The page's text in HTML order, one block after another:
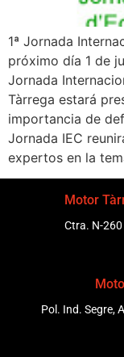
1ª Jornada
próximo día 1 de
Jornada
Tàrrega estará
importancia de
Jornada IEC
expertos en la
Motor
Ctra. N-260
Pol. Ind. Segre,